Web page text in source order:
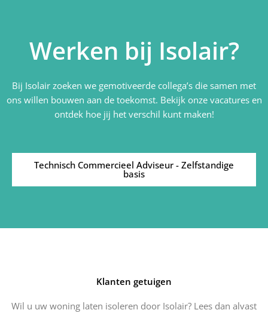
Werken bij Isolair?
Bij Isolair zoeken we gemotiveerde collega’s die samen met
ons willen bouwen aan de toekomst. Bekijk onze vacatures en
ontdek hoe jij het verschil kunt maken!
Technisch Commercieel Adviseur - Zelfstandige
basis
Klanten getuigen
Wil u uw woning laten isoleren door Isolair? Lees dan alvast